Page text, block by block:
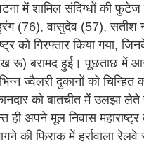
में शामिल संदिग्धों की फुटेज
(76), वासुदेव (57), सतीश
को गिरफ्तार किया गया,
रू) बरामद हुई। पूछताछ में
ज्वैलरी दुकानों को
को बातचीत में उलझा
अपने मूल निवास
की फिराक में हर्रावाला